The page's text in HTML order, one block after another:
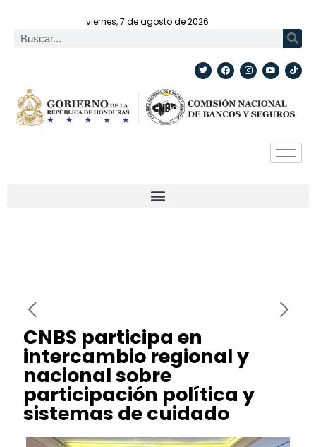
viernes, 7 de agosto de 2026
CNBS participa en
intercambio regional y
nacional sobre
participación política y
sistemas de cuidado